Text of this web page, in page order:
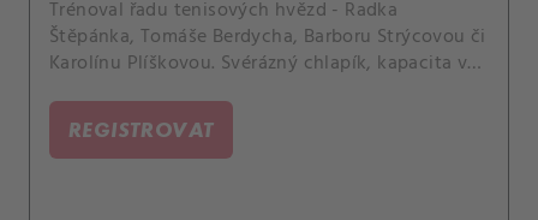
Trénoval řadu tenisových hvězd - Radka
Štěpánka, Tomáše Berdycha, Barboru Strýcovou či
Karolínu Plíškovou. Svérázný chlapík, kapacita v
Noskovou.
REGISTROVAT